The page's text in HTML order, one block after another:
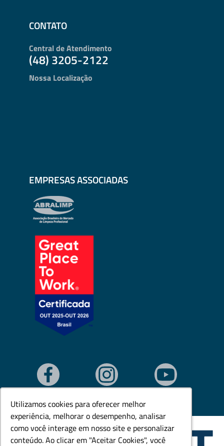
Utilizamos cookies para oferecer melhor
experiência, melhorar o desempenho, analisar
como você interage em nosso site e personalizar
conteúdo. Ao clicar em "Aceitar Cookies", você
Utilizamos cookies para oferecer melhor
experiência, melhorar o desempenho, analisar
como você interage em nosso site e personalizar
conteúdo. Ao clicar em "Aceitar Cookies", você
CONTATO
Central de Atendimento
(48) 3205-2122
Nossa Localização
EMPRESAS ASSOCIADAS